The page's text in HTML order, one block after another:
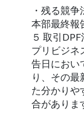
・残る競
本部最終報
５ 取引
プリビジネ
告日におい
り、その最
た分かりや
合がありま